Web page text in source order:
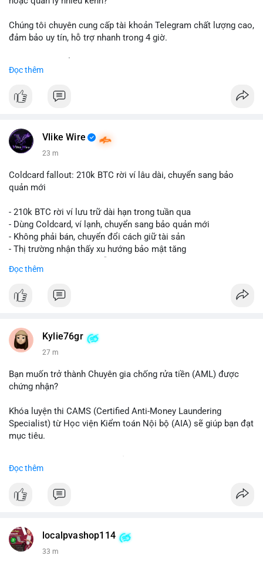
Chúng tôi chuyên cung cấp tài khoản Telegram chất lượng cao,
đảm bảo uy tín, hỗ trợ nhanh trong 4 giờ.
📞 WhatsApp: +1 660 215-8938
📧 Email: localpvashop@gmail.com
premium, PVA, aged với giá tốt nhất!
Đọc thêm
Vlike Wire
23 m
Coldcard fallout: 210k BTC rời ví lâu dài, chuyển sang bảo
quản mới
- 210k BTC rời ví lưu trữ dài hạn trong tuần qua
- Dùng Coldcard, ví lạnh, chuyển sang bảo quản mới
- Không phải bán, chuyển đổi cách giữ tài sản
- Thị trường nhận thấy xu hướng bảo mật tăng
#vlikevn #titanbot
Đọc thêm
Kylie76gr
27 m
Bạn muốn trở thành Chuyên gia chống rửa tiền (AML) được
chứng nhận?
Khóa luyện thi CAMS (Certified Anti-Money Laundering
Specialist) từ Học viện Kiểm toán Nội bộ (AIA) sẽ giúp bạn đạt
mục tiêu.
gồm tài liệu toàn diện, câu hỏi thực hành, bài thi thử sát thực
Đăng ký ngay hôm nay để nâng cao năng lực và mở rộng cơ
Đọc thêm
localpvashop114
33 m